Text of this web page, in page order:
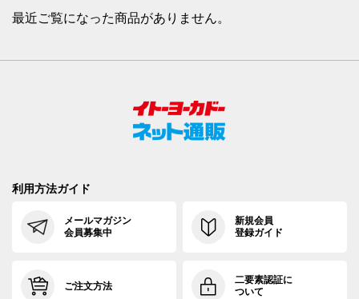
最近ご覧になった商品がありません。
利用方法ガイド
メールマガジン
会員募集中
新規会員
登録ガイド
ご注文方法
二要素認証に
ついて